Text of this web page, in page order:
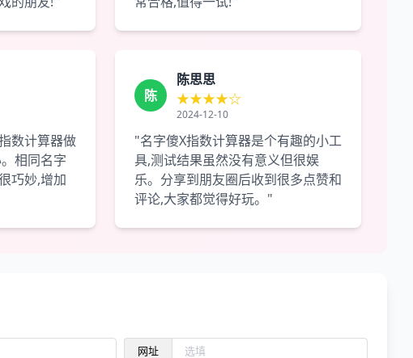
数计算器做
相同名字
巧妙,增加
陈
陈思思
★★★★☆
2024-12-10
"名字傻X指数计算器是个有趣的小工
具,测试结果虽然没有意义但很娱
乐。分享到朋友圈后收到很多点赞和
评论,大家都觉得好玩。"
网址